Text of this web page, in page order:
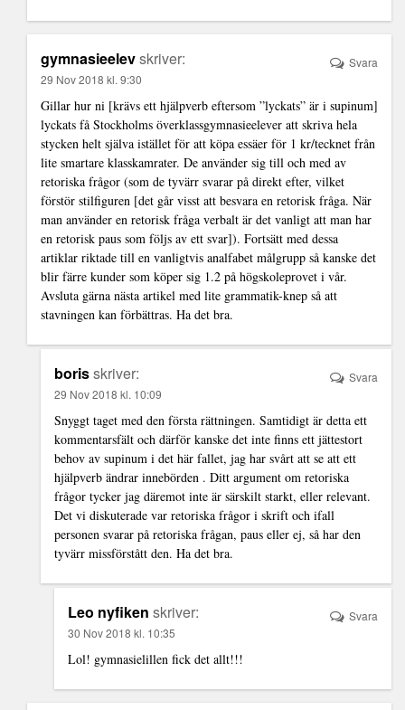
gymnasieelevskriver:
29 Nov 2018 kl. 9:30
Gillar hur ni [krävs ett hjälpverb eftersom ”lyckats” är i supinum]
lyckats få Stockholms överklassgymnasieelever att skriva hela
stycken helt själva istället för att köpa essäer för 1 kr/tecknet från
lite smartare klasskamrater. De använder sig till och med av
retoriska frågor (som de tyvärr svarar på direkt efter, vilket
förstör stilfiguren [det går visst att besvara en retorisk fråga. När
man använder en retorisk fråga verbalt är det vanligt att man har
en retorisk paus som följs av ett svar]). Fortsätt med dessa
artiklar riktade till en vanligtvis analfabet målgrupp så kanske det
blir färre kunder som köper sig 1.2 på högskoleprovet i vår.
Avsluta gärna nästa artikel med lite grammatik-knep så att
stavningen kan förbättras. Ha det bra.
Svara
borisskriver:
29 Nov 2018 kl. 10:09
Snyggt taget med den första rättningen. Samtidigt är detta ett
kommentarsfält och därför kanske det inte finns ett jättestort
behov av supinum i det här fallet, jag har svårt att se att ett
hjälpverb ändrar innebörden . Ditt argument om retoriska
frågor tycker jag däremot inte är särskilt starkt, eller relevant.
Det vi diskuterade var retoriska frågor i skrift och ifall
personen svarar på retoriska frågan, paus eller ej, så har den
tyvärr missförstått den. Ha det bra.
Svara
Leo nyfiken skriver:
30 Nov 2018 kl. 10:35
Lol! gymnasielillen fick det allt!!!
Svara